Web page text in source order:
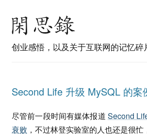
创业感悟，以及关于互联网的记忆碎
Second Life 升级 MySQL 的案
尽管前一段时间有媒体报道 Second
衰败 ，不过林登实验室的人也还是很